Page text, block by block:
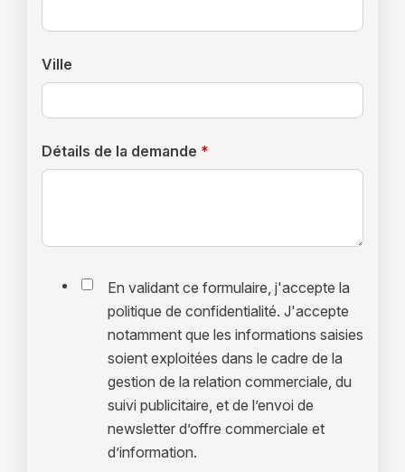
Ville
Détails de la demande *
En validant ce formulaire, j'accepte la
politique de confidentialité. J'accepte
notamment que les informations saisies
soient exploitées dans le cadre de la
gestion de la relation commerciale, du
suivi publicitaire, et de l’envoi de
newsletter d’offre commerciale et
d’information.